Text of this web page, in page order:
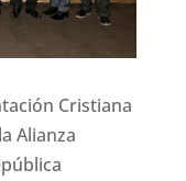
Cristiana
Alianza